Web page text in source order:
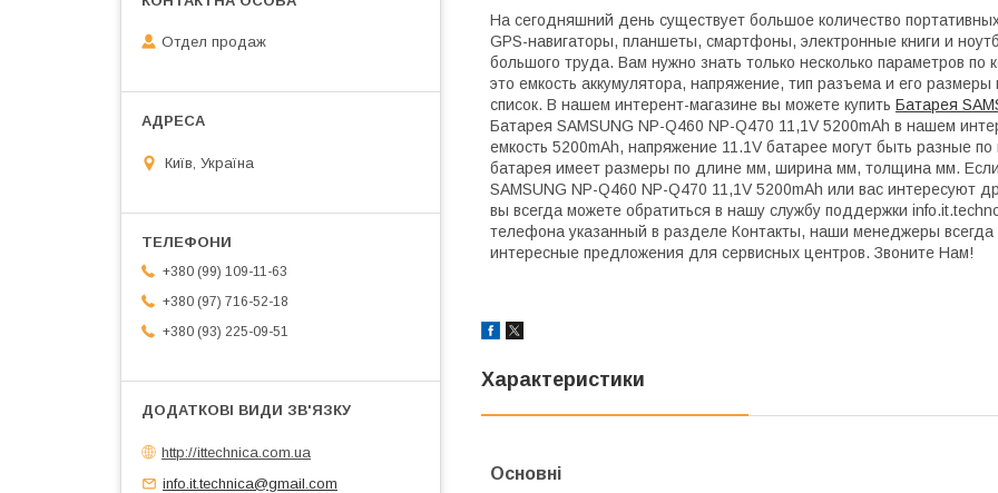
На сегодняшний день существует большое количество
GPS-навигаторы, планшеты, смартфоны, электронные книги и
большого труда. Вам нужно знать только несколько параметров
это емкость аккумулятора, напряжение, тип разъема и его
список. В нашем интерент-магазине вы можете купить Батарея
Батарея SAMSUNG NP-Q460 NP-Q470 11,1V 5200mAh в нашем
емкость 5200mAh, напряжение 11.1V батарее могут быть разные
батарея имеет размеры по длине мм, ширина мм, толщина мм.
SAMSUNG NP-Q460 NP-Q470 11,1V 5200mAh или вас интересуют
вы всегда можете обратиться в нашу службу поддержки
телефона указанный в разделе Контакты, наши менеджеры
интересные предложения для сервисных центров. Звоните Нам!
Характеристики
Основні
Отдел продаж
Київ, Україна
+380 (99) 109-11-63
+380 (97) 716-52-18
+380 (93) 225-09-51
http://ittechnica.com.ua
info.it.technica@gmail.com